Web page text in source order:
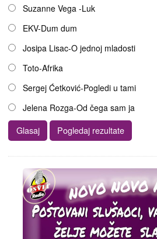
Suzanne Vega -Luk
EKV-Dum dum
Josipa Lisac-O jednoj mladosti
Toto-Afrika
Sergej Ćetković-Pogledi u tami
Jelena Rozga-Od čega sam ja